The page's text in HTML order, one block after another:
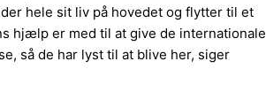
hele sit liv på hovedet og flytter til et
hjælp er med til at give de internationale
så de har lyst til at blive her, siger